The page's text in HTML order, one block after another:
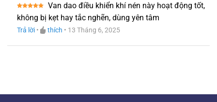
Được xếp
hạng 5
Van dao điều khiển khí nén này hoạt động tốt,
không bị kẹt hay tắc nghẽn, dùng yên tâm
Trả lời • thích • 13 Tháng 6, 2025